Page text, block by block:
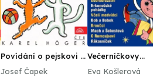
Povídání o pejskovi a
kočičce
Josef Čapek
Večerníčkovy
Eva Košlerová